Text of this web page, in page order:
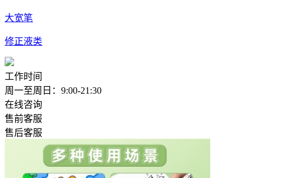
大宽笔
修正液类
工作时间
周一至周日：9:00-21:30
在线咨询
售前客服
售后客服